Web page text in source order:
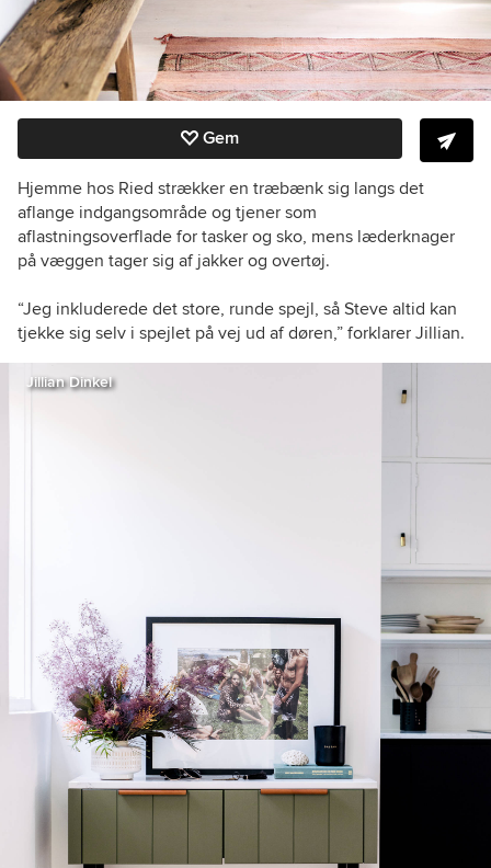
Gem
Hjemme hos Ried strækker en træbænk sig langs det
aflange indgangsområde og tjener som
aflastningsoverflade for tasker og sko, mens læderknager
på væggen tager sig af jakker og overtøj.
“Jeg inkluderede det store, runde spejl, så Steve altid kan
tjekke sig selv i spejlet på vej ud af døren,” forklarer Jillian.
Jillian Dinkel